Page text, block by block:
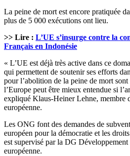
La peine de mort est encore pratiquée
plus de 5 000 exécutions ont lieu.
>> Lire : L’UE s’insurge contre la
Français en Indonésie
« L’UE est déjà très active dans ce
qui permettent de soutenir ses efforts
pour l’abolition de la peine de mort
l’Europe peut être mieux entendue si
expliqué Klaus-Heiner Lehne, membre
européenne.
Les ONG font des demandes de
européen pour la démocratie et les
est supervisé par la DG
européenne.